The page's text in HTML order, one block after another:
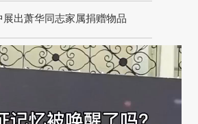
展出萧华同志家属捐赠物品